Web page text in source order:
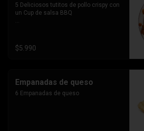
5 Deliciosos tutitos de pollo crispy con
un Cup de salsa BBQ
agregues el BBQ que gustes
$5.990
Empanadas de queso
6 Empanadas de queso